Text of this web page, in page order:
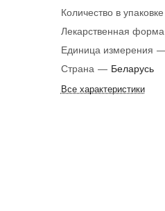
Количество в упаковке
Лекарственная форма
Единица измерения
Страна — Беларусь
Все характеристики